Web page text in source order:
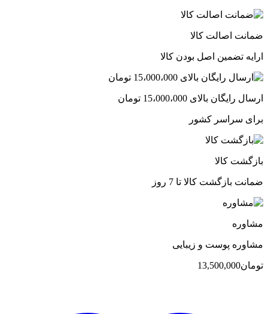
ضمانت اصالت کالا
ارایه تضمین اصل بودن کالا
ارسال رایگان بالای 15،000،000 تومان
برای سراسر کشور
بازگشت کالا
ضمانت بازگشت کالا تا 7 روز
مشاوره
مشاوره پوست و زیبایی
تومان13,500,000